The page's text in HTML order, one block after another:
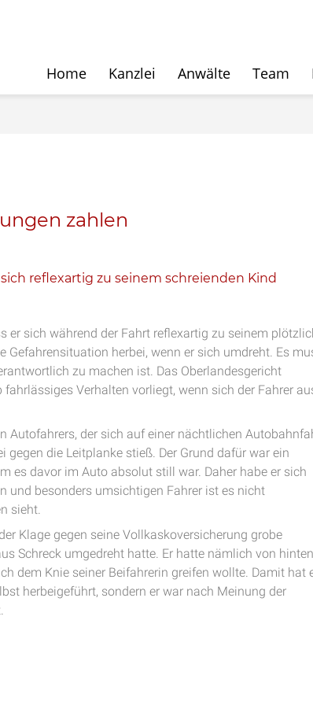
Home Kanzlei Anwälte Team
zahlen
reflexartig zu seinem schreienden Kind
er sich während der Fahrt reflexartig zu seinem
herbei, wenn er sich umdreht. Es
zu machen ist. Das Oberlandesgericht
Verhalten vorliegt, wenn sich der Fahrer
Autofahrers, der sich auf einer nächtlichen
die Leitplanke stieß. Der Grund dafür war ein
es davor im Auto absolut still war. Daher habe er sich
und besonders umsichtigen Fahrer ist es nicht
sieht.
Klage gegen seine Vollkaskoversicherung grobe
Schreck umgedreht hatte. Er hatte nämlich von hinten
dem Knie seiner Beifahrerin greifen wollte. Damit hat
herbeigeführt, sondern er war nach Meinung der